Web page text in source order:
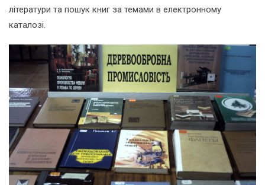
літератури та пошук книг за темами в електронному
каталозі.